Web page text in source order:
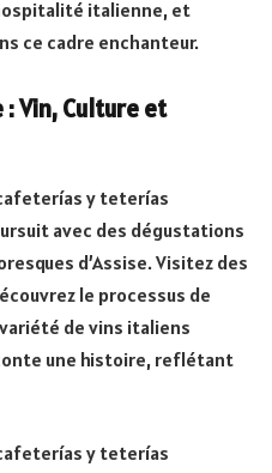
italienne, et
ce cadre enchanteur.
Vin, Culture et
y teterías
avec des dégustations
d’Assise. Visitez des
le processus de
de vins italiens
une histoire, reflétant
y teterías